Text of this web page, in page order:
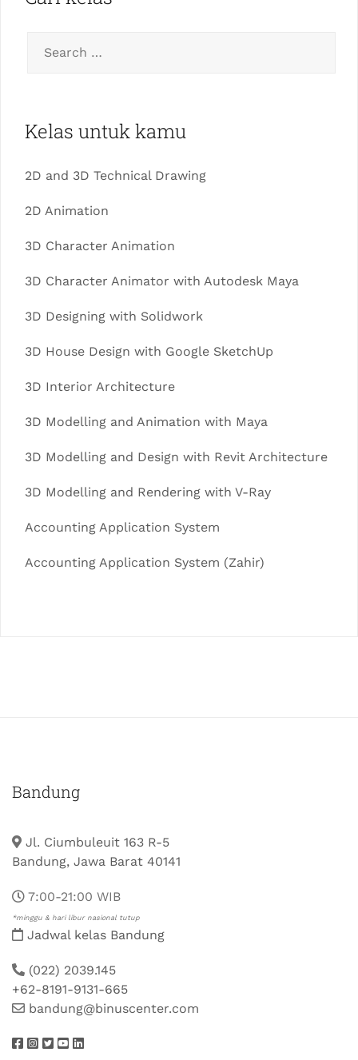
Kelas untuk kamu
2D and 3D Technical Drawing
2D Animation
3D Character Animation
3D Character Animator with Autodesk Maya
3D Designing with Solidwork
3D House Design with Google SketchUp
3D Interior Architecture
3D Modelling and Animation with Maya
3D Modelling and Design with Revit Architecture
3D Modelling and Rendering with V-Ray
Accounting Application System
Accounting Application System (Zahir)
Bandung
Jl. Ciumbuleuit 163 R-5
Bandung, Jawa Barat 40141
7:00-21:00 WIB
*minggu & hari libur nasional tutup
Jadwal kelas Bandung
(022) 2039.145
+62-8191-9131-665
bandung@binuscenter.com